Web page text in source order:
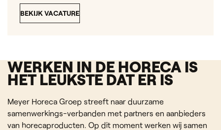
BEKIJK VACATURE
WERKEN IN DE HORECA IS
HET LEUKSTE DAT ER IS
Meyer Horeca Groep streeft naar duurzame
samenwerkings-verbanden met partners en aanbieders
van horecaproducten. Op dit moment werken wij samen